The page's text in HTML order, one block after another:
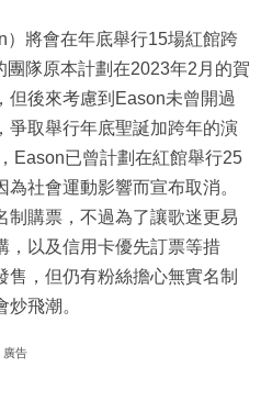
將會在年底舉行15場紅館跨
隊原本計劃在2023年2月的賀
但後來考慮到Eason未曾開過
爭取舉行年底聖誕加跨年的演
Eason已曾計劃在紅館舉行25
社會運動影響而宣布取消。
制購票，不過為了讓歌迷更易
，以及信用卡優先訂票等措
，但仍有粉絲擔心無實名制
飛潮。
廣告